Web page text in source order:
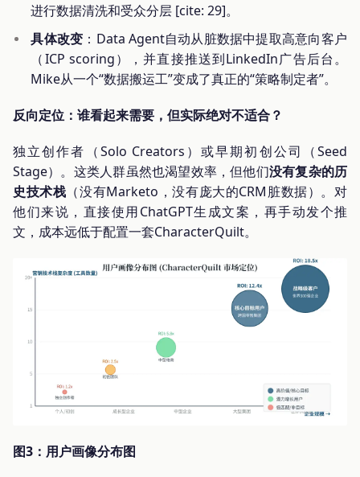
进行数据清洗和受众分层 [cite: 29]。
具体改变 ：Data Agent自动从脏数据中提取高意向客户
（ICP scoring），并直接推送到LinkedIn广告后台。
Mike从一个“数据搬运工”变成了真正的“策略制定者”。
反向定位：谁看起来需要，但实际绝对不适合？
独立创作者（Solo Creators）或早期初创公司（Seed
Stage）。这类人群虽然也渴望效率，但他们没有复杂的历
史技术栈 （没有Marketo，没有庞大的CRM脏数据）。对
他们来说，直接使用ChatGPT生成文案，再手动发个推
文，成本远低于配置一套CharacterQuilt。
图3：用户画像分布图